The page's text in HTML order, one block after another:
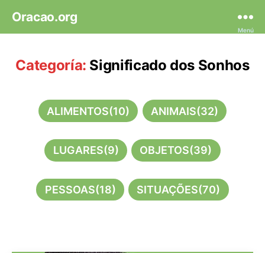
Oracao.org
Menú
Categoría: Significado dos Sonhos
ALIMENTOS(10) ANIMAIS(32)
LUGARES(9) OBJETOS(39)
PESSOAS(18) SITUAÇÕES(70)